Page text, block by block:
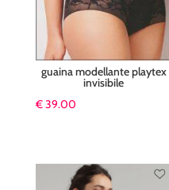
guaina modellante playtex
invisibile
€39.00